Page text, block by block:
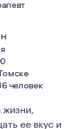
человек
ее вкус и